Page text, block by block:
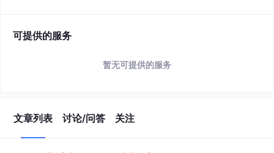
可提供的服务
暂无可提供的服务
文章列表 讨论/问答 关注